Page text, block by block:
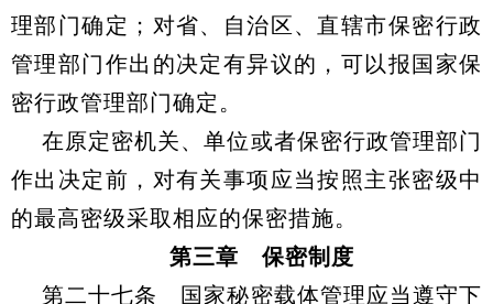
理部门确定；对省、自治区、直辖市保密行政
管理部门作出的决定有异议的，可以报国家保
密行政管理部门确定。
在原定密机关、单位或者保密行政管理部门
作出决定前，对有关事项应当按照主张密级中
的最高密级采取相应的保密措施。
第三章 保密制度
第二十七条 国家秘密载体管理应当遵守下